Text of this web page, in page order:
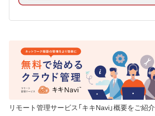
リモート管理サービス「キキNavi」概要をご紹介